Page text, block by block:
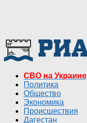
СВО на Украине
Политика
Общество
Экономика
Происшествия
Дагестан